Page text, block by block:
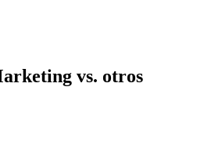
vs. otros